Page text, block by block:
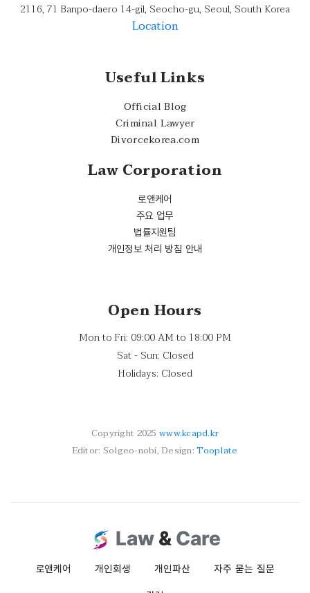
2116, 71 Banpo-daero 14-gil, Seocho-gu, Seoul, South Korea
Location
Useful Links
Official Blog
Criminal Lawyer
Divorcekorea.com
Law Corporation
로앤케어
주요 업무
법률지원팀
개인정보 처리 방침 안내
Open Hours
Mon to Fri: 09:00 AM to 18:00 PM
Sat - Sun: Closed
Holidays: Closed
Copyright 2025www.kcapd.kr
Editor: Solgeo-nobi, Design:Tooplate
Law & Care
로앤케어 개인회생 개인파산 자주 묻는 질문